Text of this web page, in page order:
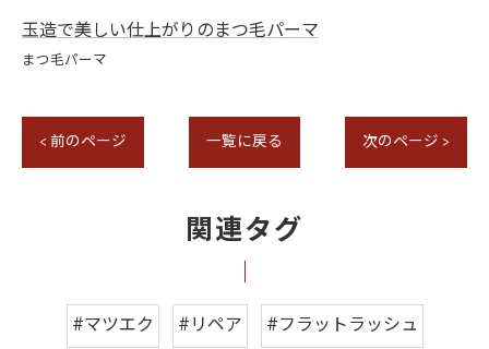
玉造で美しい仕上がりのまつ毛パーマ
まつ毛パーマ
< 前のページ 一覧に戻る 次のページ >
関連タグ
#マツエク #リペア
#フラットラッシュ